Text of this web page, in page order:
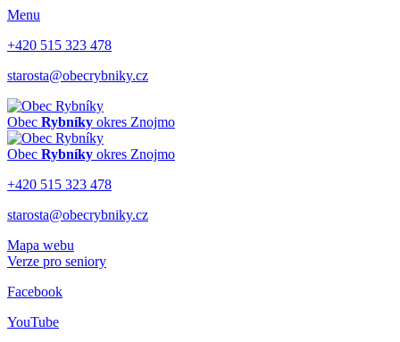
Menu
+420 515 323 478
starosta@obecrybniky.cz
Obec Rybníky okres Znojmo
Obec Rybníky okres Znojmo
+420 515 323 478
starosta@obecrybniky.cz
Mapa webu
Verze pro seniory
Facebook
YouTube